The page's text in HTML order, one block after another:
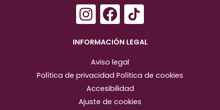
I
n
s
a
g
r
F
a
c
e
b
o
o
INFORMACIÓN LEGAL
Aviso legal
Política de privacidad Política de cookies
Accesibilidad
Ajuste de cookies